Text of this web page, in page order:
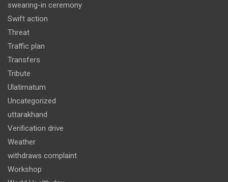
swearing-in ceremony
Swift action
Threat
Traffic plan
Transfers
Tribute
Ulatimatum
Uncategorized
uttarakhand
Verification drive
Weather
withdraws complaint
Workshop